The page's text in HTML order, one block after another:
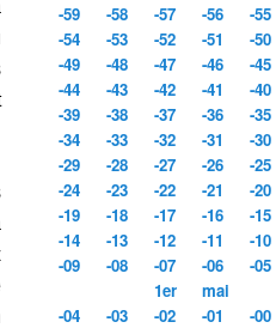
-59
-58 -57 -56
-55
-54
-53 -52 -51
-50
-49
-48 -47 -46
-45
-44
-43 -42 -41
-40
-39
-38 -37 -36
-35
-34
-33 -32 -31
-30
-29
-28 -27 -26
-25
-24
-23 -22 -21
-20
-19
-18 -17 -16
-15
-14
-13 -12 -11
-10
-09
-08 -07 -06
-05
1er
mai
-04
-03 -02 -01 -00